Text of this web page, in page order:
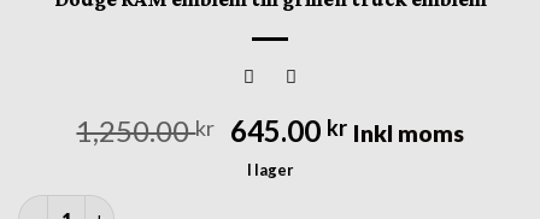
1,250.00kr
Det
ursprungliga
priset
645.00 krDet
Inkl moms
I lager
Dodge RAM emblem till grillen truck emblem mängd